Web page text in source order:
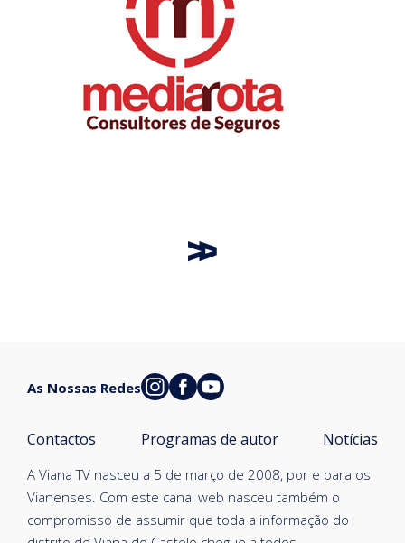
A Viana TV nasceu a 5 de março de 2008, por e para os
Vianenses. Com este canal web nasceu também o
compromisso de assumir que toda a informação do
Contactos Programas de autor Notícias
As Nossas Redes